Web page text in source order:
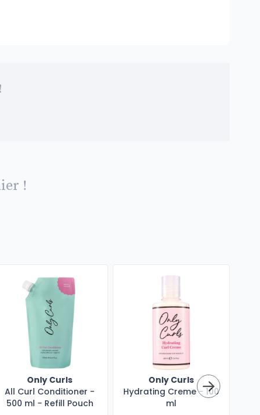
!
Only Curls
All Curl Conditioner -
500 ml - Refill Pouch
Only Curls
Hydrating Creme - 100
ml